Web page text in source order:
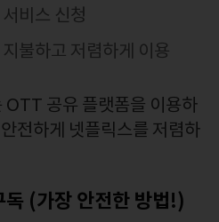
비스 신청
불하고 저렴하게 이용
공유 플랫폼을 이용하
전하게 넷플릭스를 저렴하
독 (가장 안전한 방법!)